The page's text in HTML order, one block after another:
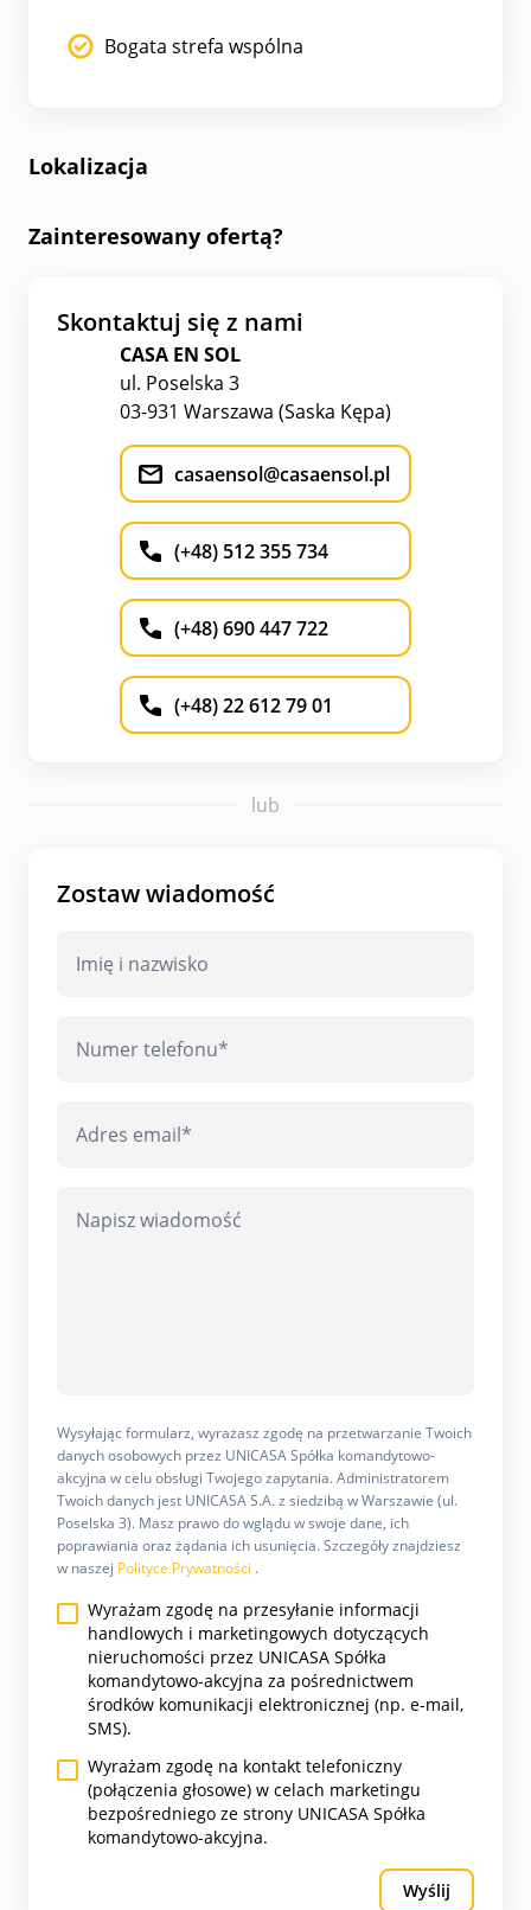
Bogata strefa wspólna
Lokalizacja
Zainteresowany ofertą?
Skontaktuj się z nami
CASA EN SOL
ul. Poselska 3
03-931 Warszawa (Saska Kępa)
casaensol@casaensol.pl
(+48) 512 355 734
(+48) 690 447 722
(+48) 22 612 79 01
lub
Zostaw wiadomość
Wysyłając formularz, wyrażasz zgodę na przetwarzanie Twoich
danych osobowych przez UNICASA Spółka komandytowo-
akcyjna w celu obsługi Twojego zapytania. Administratorem
Twoich danych jest UNICASA S.A. z siedzibą w Warszawie (ul.
Poselska 3). Masz prawo do wglądu w swoje dane, ich
poprawiania oraz żądania ich usunięcia. Szczegóły znajdziesz
w naszej Polityce Prywatności .
Wyrażam zgodę na przesyłanie informacji
handlowych i marketingowych dotyczących
nieruchomości przez UNICASA Spółka
komandytowo-akcyjna za pośrednictwem
środków komunikacji elektronicznej (np. e-mail,
SMS).
Wyrażam zgodę na kontakt telefoniczny
(połączenia głosowe) w celach marketingu
bezpośredniego ze strony UNICASA Spółka
komandytowo-akcyjna.
Wyślij